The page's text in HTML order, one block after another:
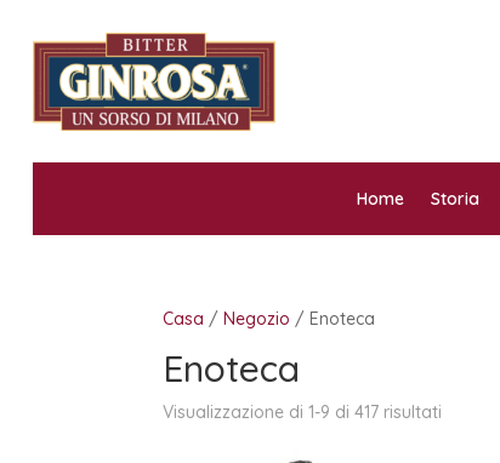
Home Storia
Casa / Negozio / Enoteca
Enoteca
Visualizzazione di 1-9 di 417 risultati